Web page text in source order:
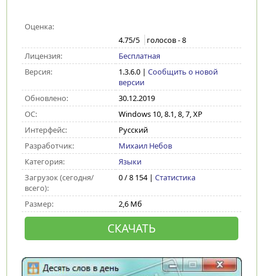
Оценка:
4.75/5 голосов -8
Лицензия:
Бесплатная
Версия:
1.3.6.0| Сообщить о новой
версии
Обновлено:
30.12.2019
ОС:
Windows 10, 8.1, 8, 7, XP
Интерфейс:
Русский
Разработчик:
Михаил Небов
Категория:
Языки
Загрузок (сегодня/
всего):
0 / 8 154 | Статистика
Размер: 2,6 Мб
СКАЧАТЬ